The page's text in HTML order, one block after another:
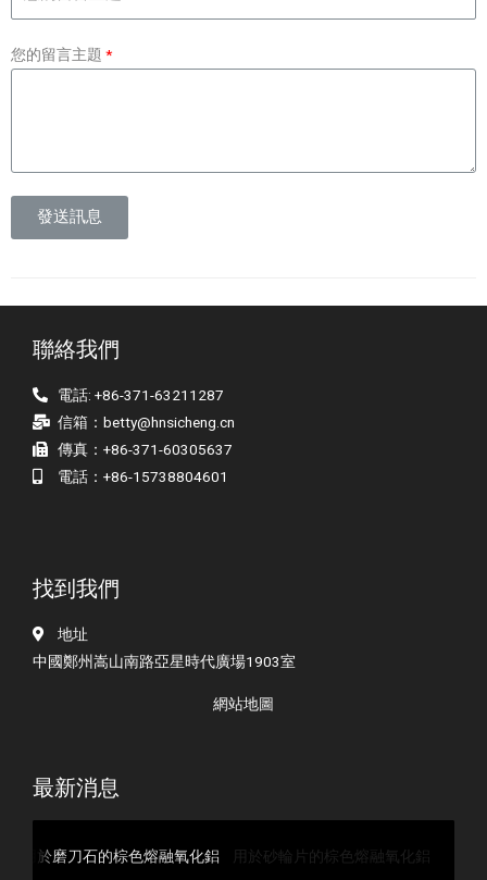
您的留言主題
發送訊息
聯絡我們
電話: +86-371-63211287
信箱： betty@hnsicheng.cn
傳真：+86-371-60305637
電話：+86-15738804601
找到我們
地址
中國鄭州嵩山南路亞星時代廣場1903室
網站地圖
最新消息
用於砂輪片的棕色熔融氧化鋁